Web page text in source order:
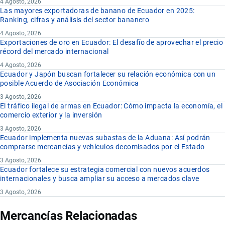
4 Agosto, 2026
Las mayores exportadoras de banano de Ecuador en 2025:
Ranking, cifras y análisis del sector bananero
4 Agosto, 2026
Exportaciones de oro en Ecuador: El desafío de aprovechar el precio
récord del mercado internacional
4 Agosto, 2026
Ecuador y Japón buscan fortalecer su relación económica con un
posible Acuerdo de Asociación Económica
3 Agosto, 2026
El tráfico ilegal de armas en Ecuador: Cómo impacta la economía, el
comercio exterior y la inversión
3 Agosto, 2026
Ecuador implementa nuevas subastas de la Aduana: Así podrán
comprarse mercancías y vehículos decomisados por el Estado
3 Agosto, 2026
Ecuador fortalece su estrategia comercial con nuevos acuerdos
internacionales y busca ampliar su acceso a mercados clave
3 Agosto, 2026
Mercancías Relacionadas